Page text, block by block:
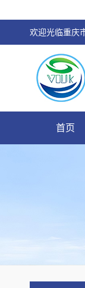
欢迎光临重庆
首页